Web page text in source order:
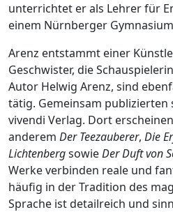
unterrichtet er als Lehrer für
einem Nürnberger
Arenz entstammt einer
Geschwister, die
Autor Helwig Arenz, sind
tätig. Gemeinsam publizierten
vivendi Verlag. Dort
anderem Der Teezauberer, Die
LichtenbergsowieDer Duft von
Werke verbinden reale und
häufig in der Tradition des
Sprache ist detailreich und